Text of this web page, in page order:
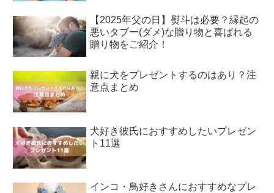
【2025年父の日】熨斗は必要？縁起の
悪いタブー(ダメ)な贈り物と喜ばれる
贈り物をご紹介！
親に犬をプレゼントするのはあり？注
意点まとめ
犬好き彼氏におすすめしたいプレゼン
ト11選
インコ・鳥好きさんにおすすめなプレ